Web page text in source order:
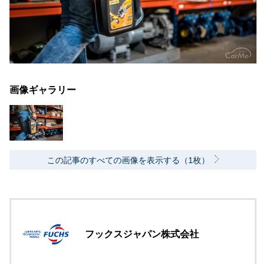
画像ギャラリー
この記事のすべての画像を表示する（1枚）
フックスジャパン株式会社